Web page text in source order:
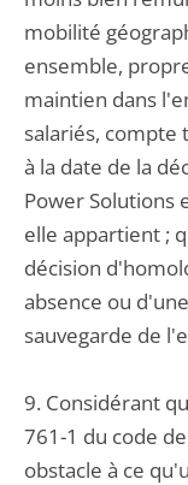
mobilité
ensemble,
maintien dans
salariés, compte
à la date de la
Power Solutions
elle appartient ;
décision
absence ou
sauvegarde de
9. Considérant
761-1 du code
obstacle à ce